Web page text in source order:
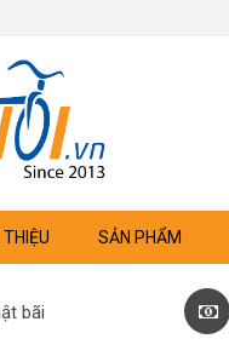
THIỆU SẢN PHẨM
bãi